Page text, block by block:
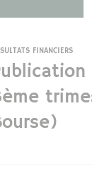
FINANCIERS